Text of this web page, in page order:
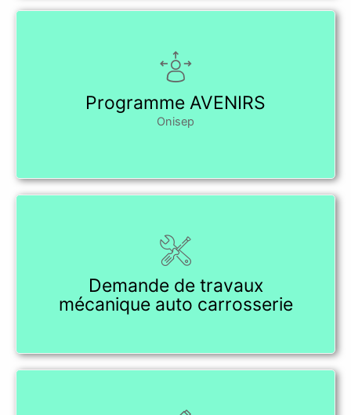
Programme AVENIRS
Onisep
Demande de travaux
mécanique auto carrosserie